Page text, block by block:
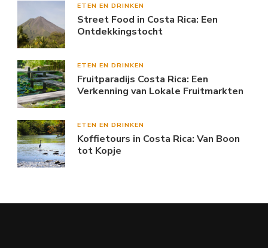
ETEN EN DRINKEN
Street Food in Costa Rica: Een
Ontdekkingstocht
ETEN EN DRINKEN
Fruitparadijs Costa Rica: Een
Verkenning van Lokale Fruitmarkten
ETEN EN DRINKEN
Koffietours in Costa Rica: Van Boon
tot Kopje